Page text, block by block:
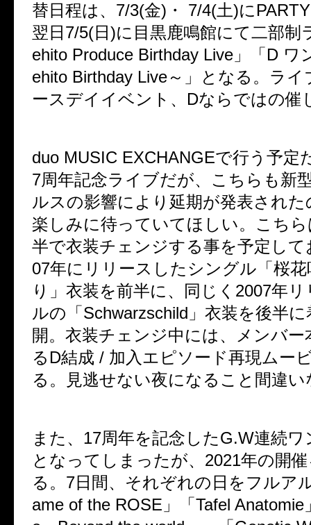
替日程は、7/3(金)・ 7/4(土)に
翌日7/5(日)に目黒鹿鳴館にて二部制
ehito Produce Birthday Live」「D ワ
ehito Birthday Live～」となる。ライ
ースデイイベント、Dならではの催
duo MUSIC EXCHANGEで行う予定
7周年記念ライブだが、こちらも新
ルスの影響により 延期が発表され
楽しみに待っていてほしい。こち
半で衣装チェンジする事を予定して
07年にリリースしたシングル「桜
り」衣装を前半に、同じく2007年
ルの「Schwarzschild」衣装を後半
開。衣装チェンジ中には、メンバー
るD結成 / 加入エピソード再現ムー
る。見逃せない夜になること間違い
また、17周年を記念したG.W連続
となってしまったが、2021年の開
る。7日間、それぞれの日をフルア
ame of the ROSE」「Tafel Anatomie